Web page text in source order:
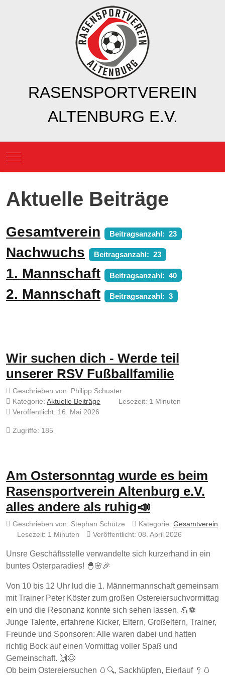
RASENSPORTVEREIN
ALTENBURG E.V.
Mobile Menu Toggle
Aktuelle Beiträge
Gesamtverein Beitragsanzahl: 23
Nachwuchs Beitragsanzahl: 23
1. Mannschaft Beitragsanzahl: 40
2. Mannschaft Beitragsanzahl: 3
Wir suchen dich - Werde teil
unserer RSV Fußballfamilie
Geschrieben von: Philipp Schuster
Kategorie: Aktuelle Beiträge
Lesezeit: 1 Minuten
Veröffentlicht: 16. Mai 2026
Zugriffe: 185
Am Ostersonntag wurde es beim
Rasensportverein Altenburg e.V.
alles andere als ruhig📣
Geschrieben von: Stephan Schütze Kategorie: Gesamtverein
Lesezeit: 1 Minuten
Veröffentlicht: 08. April 2026
Unsre Geschäftsstelle verwandelte sich kurzerhand in ein
buntes Osterparadies! 🐣🌸🎉
Von 10 bis 12 Uhr lud die 1. Männermannschaft gemeinsam
mit Trainer Peter Köster zum großen Ostereiersuchvormittag
ein und die Resonanz konnte sich sehen lassen. 💪⚽
Junge Talente, erfahrene Kicker, Eltern, Großeltern, Trainer,
Freunde und Sponsoren: Alle waren dabei und hatten
richtig Bock auf einen Vormittag voller Spaß und
Gemeinschaft. 🙌😊
Ob beim Ostereiersuchen 🥚🔍, Sackhüpfen, Eierlauf 🥄🥚